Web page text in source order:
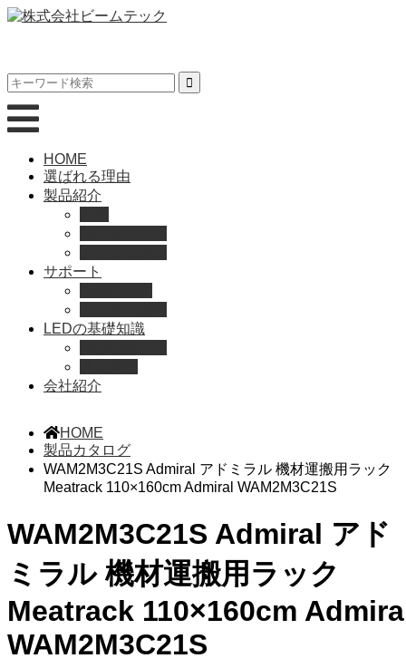
HOME
選ばれる理由
製品紹介
サポート
LEDの基礎知識
会社紹介
HOME
製品カタログ
WAM2M3C21S Admiral アドミラル 機材運搬用ラック
Meatrack 110×160cm Admiral WAM2M3C21S
WAM2M3C21S Admiral アド
ミラル 機材運搬用ラック
Meatrack 110×160cm
WAM2M3C21S